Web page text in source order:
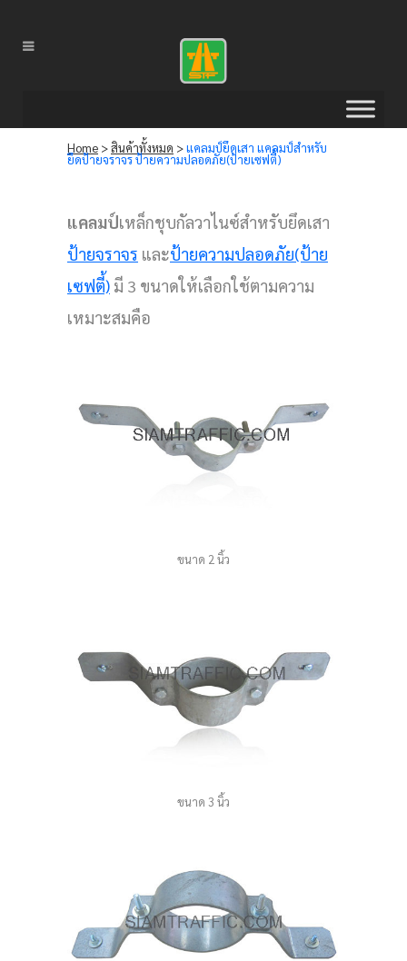
Home >สินค้าทั้งหมด >แคลมป์ยึดเสา แคลมป์สำหรับ
ยึดป้ายจราจร ป้ายความปลอดภัย(ป้ายเซฟตี้)
แคลมป์เหล็กชุบกัลวาไนซ์สำหรับยึดเสา
ป้ายจราจร และป้ายความปลอดภัย(ป้าย
เซฟตี้) มี 3 ขนาดให้เลือกใช้ตามความ
เหมาะสมคือ
ขนาด 2 นิ้ว
ขนาด 3 นิ้ว